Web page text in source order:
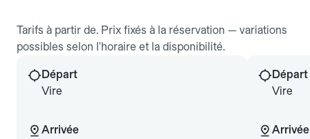
Tarifs à partir de. Prix fixés à la réservation — variations
possibles selon l'horaire et la disponibilité.
Départ
Vire
Arrivée
Départ
Vire
Arrivée